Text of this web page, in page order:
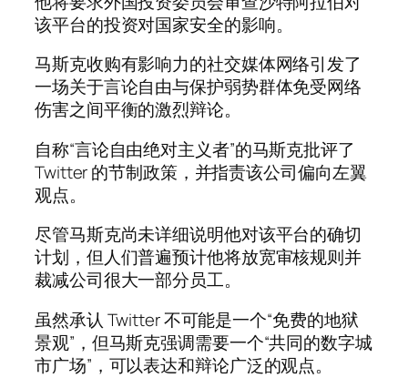
该平台的投资对国家安全的影响。
马斯克收购有影响力的社交媒体网络引发了
一场关于言论自由与保护弱势群体免受网络
伤害之间平衡的激烈辩论。
自称“言论自由绝对主义者”的马斯克批评了
Twitter 的节制政策，并指责该公司偏向左翼
观点。
尽管马斯克尚未详细说明他对该平台的确切
计划，但人们普遍预计他将放宽审核规则并
裁减公司很大一部分员工。
虽然承认 Twitter 不可能是一个“免费的地狱
景观”，但马斯克强调需要一个“共同的数字城
市广场”，可以表达和辩论广泛的观点。